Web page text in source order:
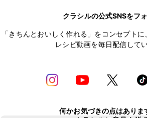
クラシルの公式SNSをフ
「きちんとおいしく作れる」をコンセプト
レシピ動画を毎日配信してい
何かお気づきの点はありま